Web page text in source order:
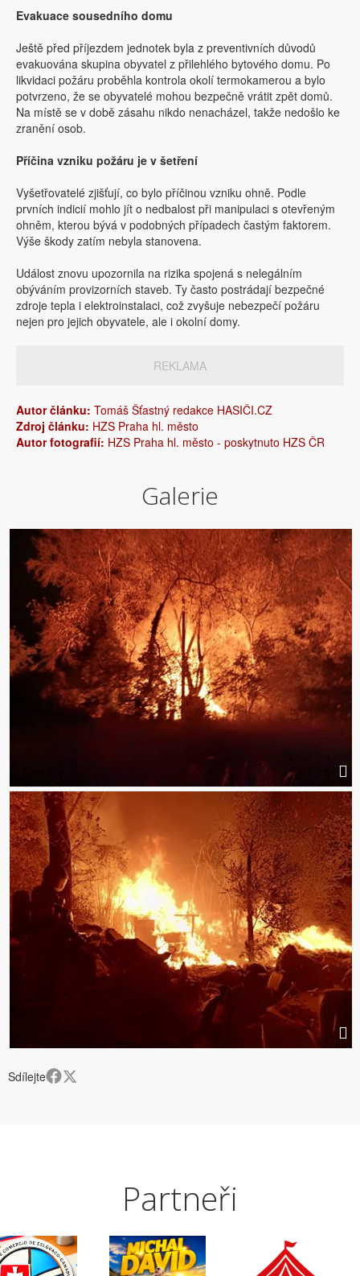
Evakuace sousedního domu
Ještě před příjezdem jednotek byla z preventivních důvodů
evakuována skupina obyvatel z přilehlého bytového domu. Po
likvidaci požáru proběhla kontrola okolí termokamerou a bylo
potvrzeno, že se obyvatelé mohou bezpečně vrátit zpět domů.
Na místě se v době zásahu nikdo nenacházel, takže nedošlo ke
zranění osob.
Příčina vzniku požáru je v šetření
Vyšetřovatelé zjišťují, co bylo příčinou vzniku ohně. Podle
prvních indicií mohlo jít o nedbalost při manipulaci s otevřeným
ohněm, kterou bývá v podobných případech častým faktorem.
Výše škody zatím nebyla stanovena.
Událost znovu upozornila na rizika spojená s nelegálním
obýváním provizorních staveb. Ty často postrádají bezpečné
zdroje tepla i elektroinstalaci, což zvyšuje nebezpečí požáru
nejen pro jejich obyvatele, ale i okolní domy.
REKLAMA
Autor článku: Tomáš Šťastný redakce HASIČI.CZ
Zdroj článku: HZS Praha hl. město
Autor fotografií: HZS Praha hl. město - poskytnuto HZS ČR
Galerie
Sdílejte
Partneři